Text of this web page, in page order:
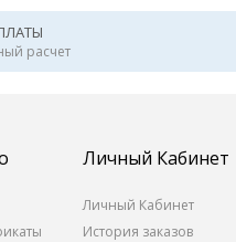
расчет
Личный Кабинет
Личный Кабинет
История заказов